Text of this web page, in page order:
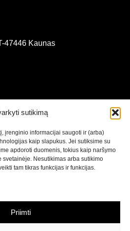
sutikimą
įrenginio informacijai saugoti ir (arba)
kaip slapukus. Jei sutiksime su
apdoroti duomenis, tokius kaip naršymo
Nesutikimas arba sutikimo
tam tikras funkcijas ir funkcijas.
Priimti
47446 Kaunas
mūsų el. parduotuvėje!